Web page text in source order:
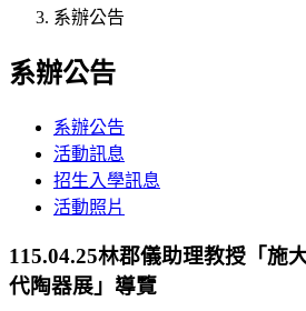
系辦公告
系辦公告
系辦公告
活動訊息
招生入學訊息
活動照片
115.04.25林郡儀助理教授「施
代陶器展」導覽